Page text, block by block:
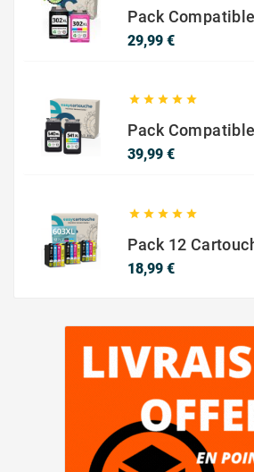
LEXMARK MS811/
LEXMARK MX310/
29,99 €Prix
    
39,99 €Prix
    
18,99 €Prix